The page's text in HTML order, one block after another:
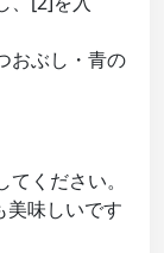
おぶし・青の
ください。
味しいです